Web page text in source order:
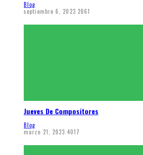
Blog
septiembre 6, 2023 2061
Jueves De Compositores
Blog
marzo 21, 2023 4017